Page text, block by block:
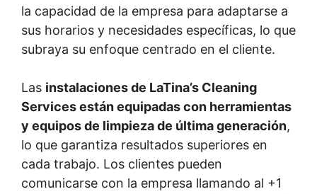
la capacidad de la empresa para adaptarse a
sus horarios y necesidades específicas, lo que
subraya su enfoque centrado en el cliente.
Las instalaciones de LaTina’s Cleaning
Services están equipadas con herramientas
y equipos de limpieza de última generación,
lo que garantiza resultados superiores en
cada trabajo. Los clientes pueden
comunicarse con la empresa llamando al +1